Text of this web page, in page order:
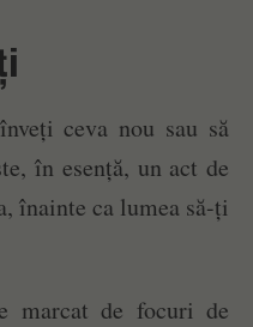
ceva nou sau să
în esență, un act de
înainte ca lumea să-ți
marcat de focuri de